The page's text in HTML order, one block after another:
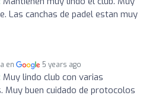
Las canchas de padel estan muy
en 5 years ago
Muy lindo club con varias
Muy buen cuidado de protocolos